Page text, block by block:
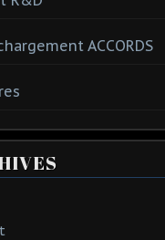
ACCORDS